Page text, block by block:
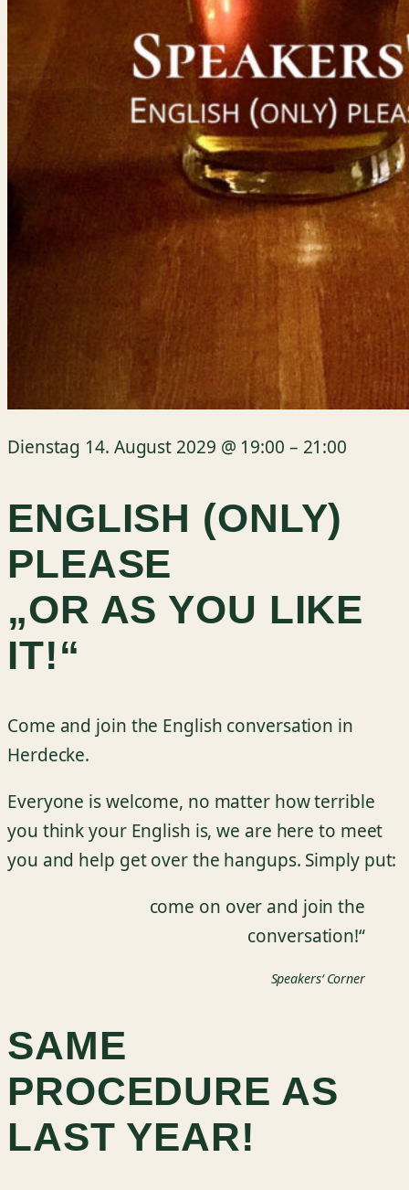
Dienstag 14. August 2029 @ 19:00 – 21:00
ENGLISH (ONLY)
PLEASE
„OR AS YOU LIKE
IT!“
Come and join the English conversation in
Herdecke.
Everyone is welcome, no matter how terrible
you think your English is, we are here to meet
you and help get over the hangups. Simply put:
come on over and join the
conversation!“
Speakers‘ Corner
SAME
PROCEDURE AS
LAST YEAR!